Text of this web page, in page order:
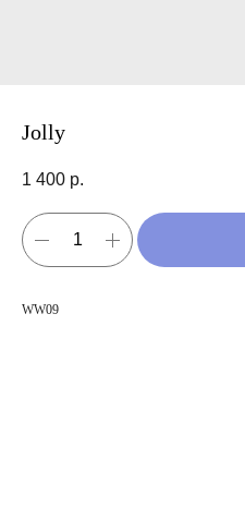
Jolly
1 400 р.
WW09